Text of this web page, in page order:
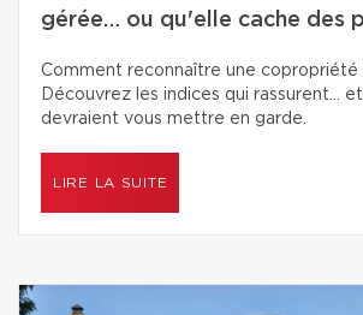
gérée… ou qu'elle cache des
Comment reconnaître une copropriété
Découvrez les indices qui rassurent…
devraient vous mettre en garde.
LIRE LA SUITE